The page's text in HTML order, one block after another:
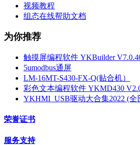
视频教程
组态在线帮助文档
为你推荐
触摸屏编程软件 YKBuilder
5umodbus通屏
LM-16MT-S430-FX-Q(贴合机）
彩色文本编程软件 YKMD430
YKHMI_USB驱动大合集2022 (全
荣誉证书
服务支持